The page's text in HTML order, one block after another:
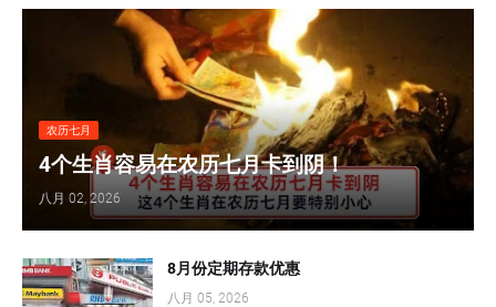
农历七月
4个生肖容易在农历七月卡到阴！
八月 02, 2026
8月份定期存款优惠
八月 05, 2026